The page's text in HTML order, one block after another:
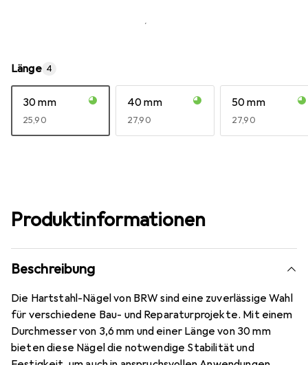
Kostenloser Versand ab 30,–
Länge 4
30 mm
EUR
25,90
40 mm
EUR
27,90
50 mm
EUR
27,90
Produktinformationen
Beschreibung
Die Hartstahl-Nägel von BRW sind eine zuverlässige Wahl
für verschiedene Bau- und Reparaturprojekte. Mit einem
Durchmesser von 3,6 mm und einer Länge von 30 mm
bieten diese Nägel die notwendige Stabilität und